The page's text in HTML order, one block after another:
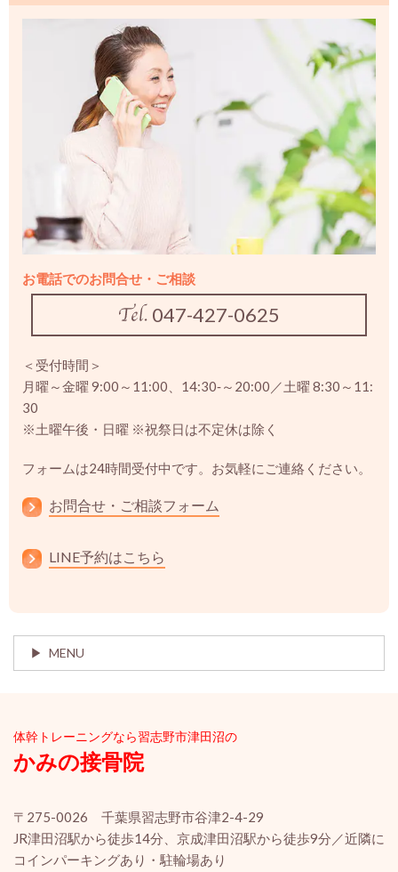
お電話でのお問合せ・ご相談
047-427-0625
＜受付時間＞
月曜～金曜 9:00～11:00、14:30‐～20:00／土曜 8:30～11:
30
※土曜午後・日曜 ※祝祭日は不定休は除く
フォームは24時間受付中です。お気軽にご連絡ください。
お問合せ・ご相談フォーム
LINE予約はこちら
MENU
体幹ト レーニングなら習志野市津田沼の
かみの接骨院
〒275-0026 千葉県習志野市谷津2-4-29
JR津田沼駅から徒歩14分、京成津田沼駅から徒歩9分／近隣に
コインパーキングあり・駐輪場あり